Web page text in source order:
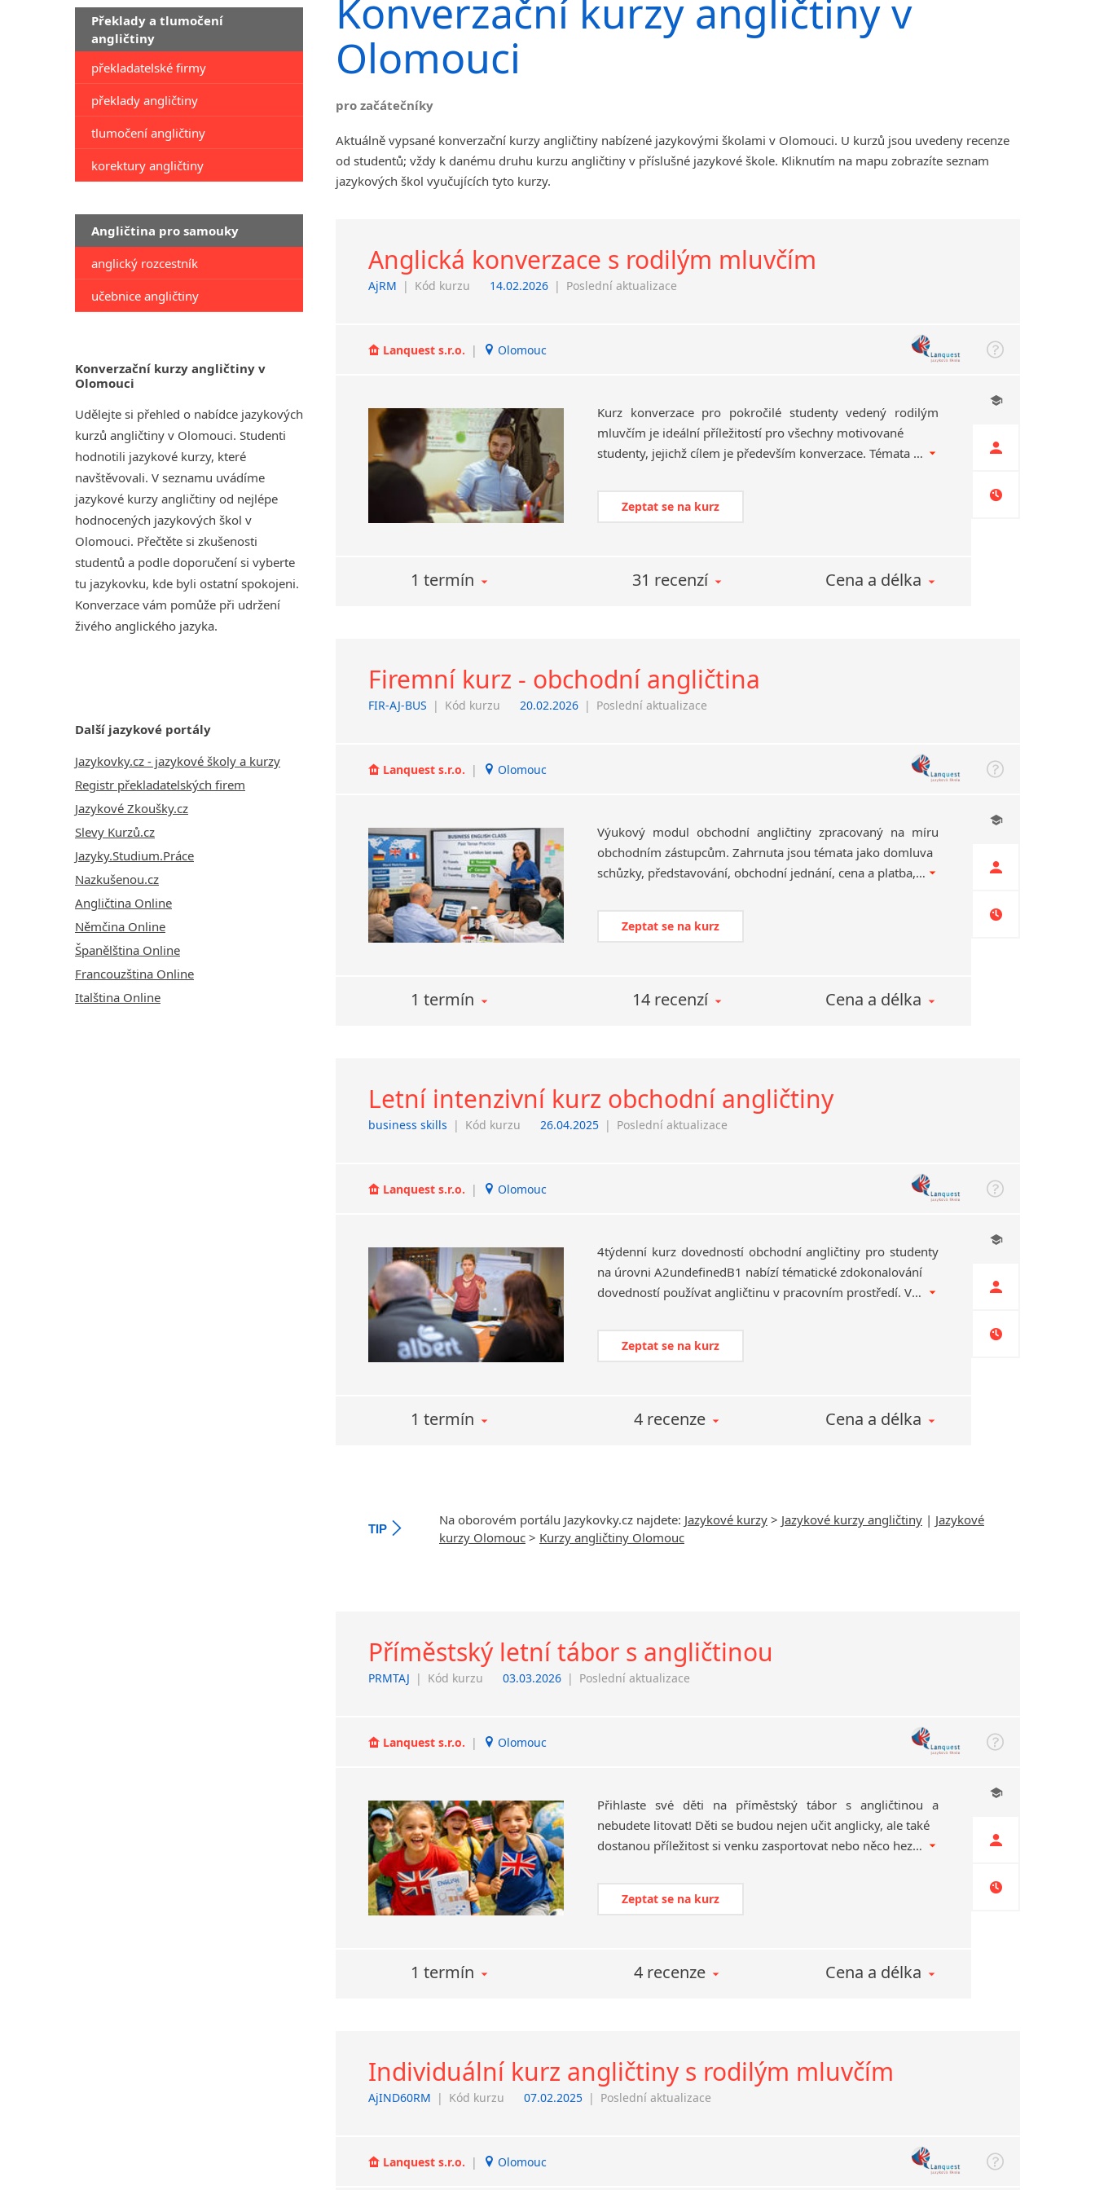
Překlady a tlumočení
angličtiny
překladatelské firmy
překlady angličtiny
tlumočení angličtiny
korektury angličtiny
Angličtina pro samouky
anglický rozcestník
učebnice angličtiny
Konverzační kurzy angličtiny v
Olomouci
Udělejte si přehled o nabídce jazykových
kurzů angličtiny v Olomouci. Studenti
hodnotili jazykové kurzy, které
navštěvovali. V seznamu uvádíme
jazykové kurzy angličtiny od nejlépe
hodnocených jazykových škol v
Olomouci. Přečtěte si zkušenosti
studentů a podle doporučení si vyberte
tu jazykovku, kde byli ostatní spokojeni.
Konverzace vám pomůže při udržení
živého anglického jazyka.
Další jazykové portály
Jazykovky.cz - jazykové školy a kurzy
Registr překladatelských firem
Jazykové Zkoušky.cz
Slevy Kurzů.cz
Jazyky.Studium.Práce
Nazkušenou.cz
Angličtina Online
Němčina Online
Španělština Online
Francouzština Online
Italština Online
Jihlava
malá města podle abecedy
Chomutov
Děčín
Klatovy
Kolín
Most
Tišnov
Vysoká nad Labem
angličtiny
Konverzační kurzy angličtiny v
Olomouci
pro začátečníky
Aktuálně vypsané konverzační kurzy angličtiny nabízené jazykovými školami v Olomouci. U kurzů jsou uvedeny recenze
od studentů; vždy k danému druhu kurzu angličtiny v příslušné jazykové škole. Kliknutím na mapu zobrazíte seznam
jazykových škol vyučujících tyto kurzy.
Anglická konverzace s rodilým mluvčím
AjRM | Kód kurzu 14.02.2026 | Poslední aktualizace
Lanquest s.r.o. | Olomouc
Kurz konverzace pro pokročilé studenty vedený rodilým
mluvčím je ideální příležitostí pro všechny motivované
studenty, jejichž cílem je především konverzace. Témata diskuze volí lektor ve spolupráci se studenty.
Zeptat se na kurz
1 termín 31 recenzí Cena a délka
Firemní kurz - obchodní angličtina
FIR-AJ-BUS | Kód kurzu 20.02.2026 | Poslední aktualizace
Lanquest s.r.o. | Olomouc
Výukový modul obchodní angličtiny zpracovaný na míru
obchodním zástupcům. Zahrnuta jsou témata jako domluva
schůzky, představování, obchodní jednání, cena a platba, obchodní korespondence, pracovní porady, společenská konverzace.
Zeptat se na kurz
1 termín 14 recenzí Cena a délka
Letní intenzivní kurz obchodní angličtiny
business skills | Kód kurzu 26.04.2025 | Poslední aktualizace
Lanquest s.r.o. | Olomouc
4týdenní kurz dovedností obchodní angličtiny pro studenty
na úrovni A2undefinedB1 nabízí tématické zdokonalování
dovedností používat angličtinu v pracovním prostředí. Vhodné pro běžné zaměstnance i manažery.
Zeptat se na kurz
1 termín 4 recenze Cena a délka
TIP
Na oborovém portálu Jazykovky.cz najdete: Jazykové kurzy > Jazykové kurzy angličtiny | Jazykové
kurzy Olomouc > Kurzy angličtiny Olomouc
Příměstský letní tábor s angličtinou
PRMTAJ | Kód kurzu 03.03.2026 | Poslední aktualizace
Lanquest s.r.o. | Olomouc
Přihlaste své děti na příměstský tábor s angličtinou a
nebudete litovat! Děti se budou nejen učit anglicky, ale také
dostanou příležitost si venku zasportovat nebo něco hezkého vyrobit.
Zeptat se na kurz
1 termín 4 recenze Cena a délka
Individuální kurz angličtiny s rodilým mluvčím
AjIND60RM | Kód kurzu 07.02.2025 | Poslední aktualizace
Lanquest s.r.o. | Olomouc